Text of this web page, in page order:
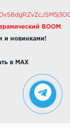
BOOM .
и новинками!
в MAX